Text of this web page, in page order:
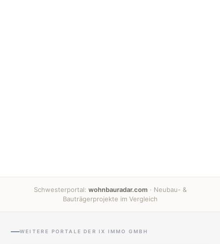
Schwesterportal: wohnbauradar.com · Neubau- &
Bauträgerprojekte im Vergleich
WEITERE PORTALE DER IX IMMO GMBH